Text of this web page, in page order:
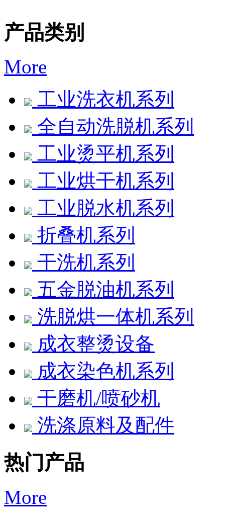
产品类别
More
工业洗衣机系列
全自动洗脱机系列
工业烫平机系列
工业烘干机系列
工业脱水机系列
折叠机系列
干洗机系列
五金脱油机系列
洗脱烘一体机系列
成衣整烫设备
成衣染色机系列
干磨机/喷砂机
洗涤原料及配件
热门产品
More